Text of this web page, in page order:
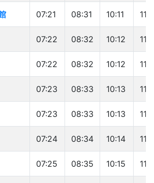
07:21 08:31 10:11
07:22 08:32 10:12
07:22 08:32 10:12
07:23 08:33 10:13
07:23 08:33 10:13
07:24 08:34 10:14
07:25 08:35 10:15